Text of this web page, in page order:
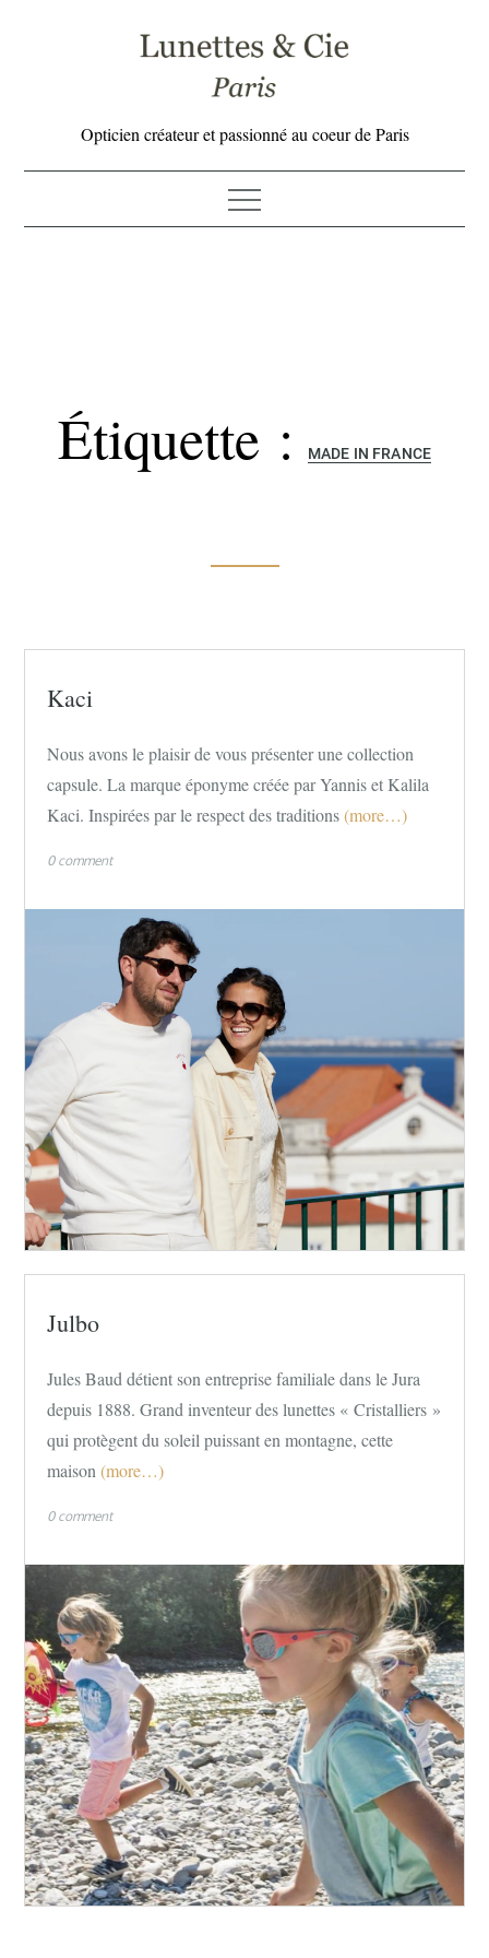
Opticien créateur et passionné au coeur de Paris
Étiquette : MADE IN FRANCE
Kaci
Nous avons le plaisir de vous présenter une collection
capsule. La marque éponyme créée par Yannis et Kalila
Kaci. Inspirées par le respect des traditions (more…)
0 comment
Julbo
Jules Baud détient son entreprise familiale dans le Jura
depuis 1888. Grand inventeur des lunettes « Cristalliers »
qui protègent du soleil puissant en montagne, cette
maison (more…)
0 comment